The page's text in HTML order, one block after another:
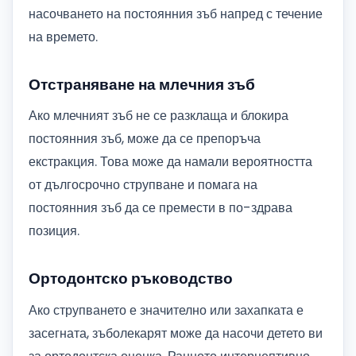
насочването на постоянния зъб напред с течение
на времето.
Отстраняване на млечния зъб
Ако млечният зъб не се разклаща и блокира
постоянния зъб, може да се препоръча
екстракция. Това може да намали вероятността
от дългосрочно струпване и помага на
постоянния зъб да се премести в по-здрава
позиция.
Ортодонтско ръководство
Ако струпването е значително или захапката е
засегната, зъболекарят може да насочи детето ви